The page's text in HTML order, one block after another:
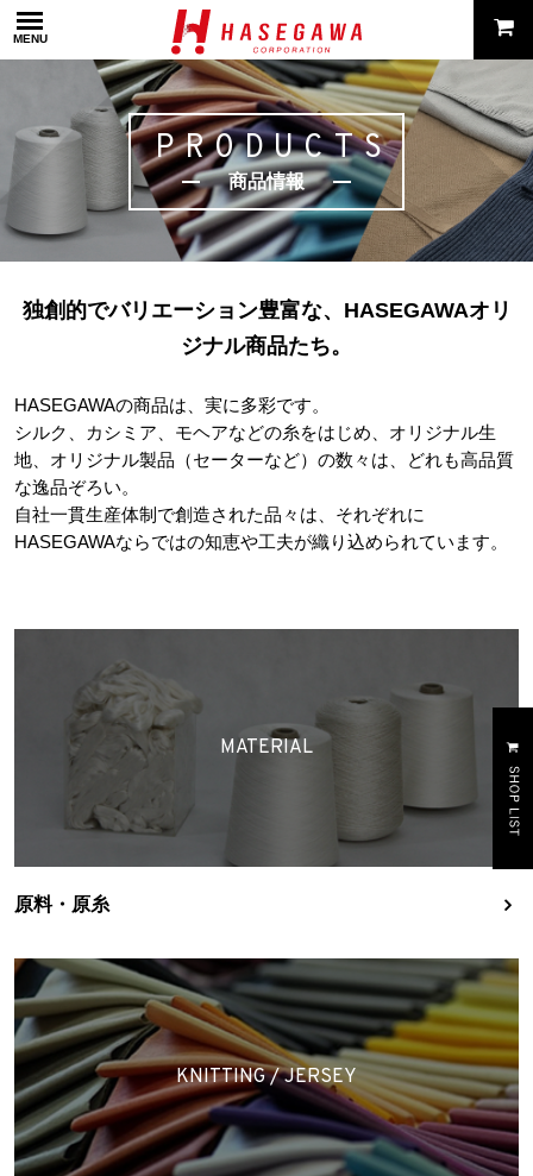
MENU
PRODUCTS
商品情報
独創的でバリエーション豊富な、HASEGAWAオリ
ジナル商品たち。
HASEGAWAの商品は、実に多彩です。
シルク、カシミア、モヘアなどの糸をはじめ、オリジナル生
地、オリジナル製品（セーターなど）の数々は、どれも高品質
な逸品ぞろい。
自社一貫生産体制で創造された品々は、それぞれに
HASEGAWAならではの知恵や工夫が織り込められています。
MATERIAL
原料・原糸
KNITTING / JERSEY